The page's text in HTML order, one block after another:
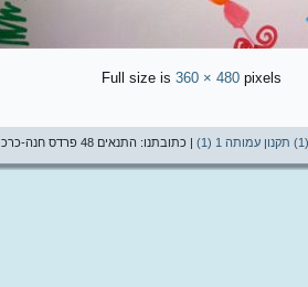
Full size is 360 × 480pixels
תקנון עמותה 1 (1) | כתובתנו: התנאים 48 פרדס חנה-כרכור